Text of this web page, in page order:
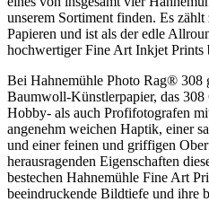
unserem Sortiment finden. Es
Papieren und ist als der edle
hochwertiger Fine Art Inkjet Prints
Bei Hahnemühle Photo Rag® 308
Baumwoll-Künstlerpapier, das
Hobby- als auch Profifotografen
angenehm weichen Haptik, einer
und einer feinen und griffigen
herausragenden Eigenschaften
bestechen Hahnemühle Fine Art
beeindruckende Bildtiefe und ihre